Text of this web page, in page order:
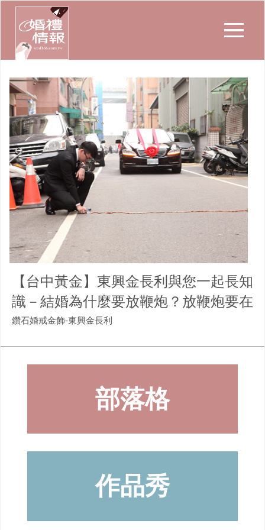
【台中黃金】東興金長利與您一起長知
識－結婚為什麼要放鞭炮？放鞭炮要在
哪個時間呢？
鑽石婚戒金飾-東興金長利
部落格
作品秀